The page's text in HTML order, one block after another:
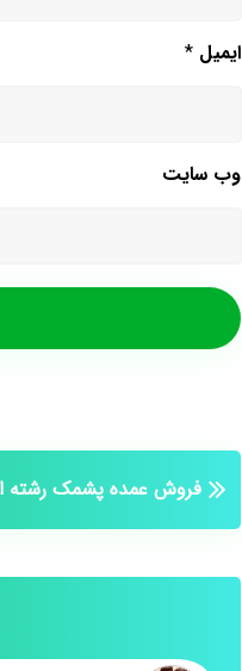
ایمیل *
وب‌ سایت
فروش عمده پشمک رشته